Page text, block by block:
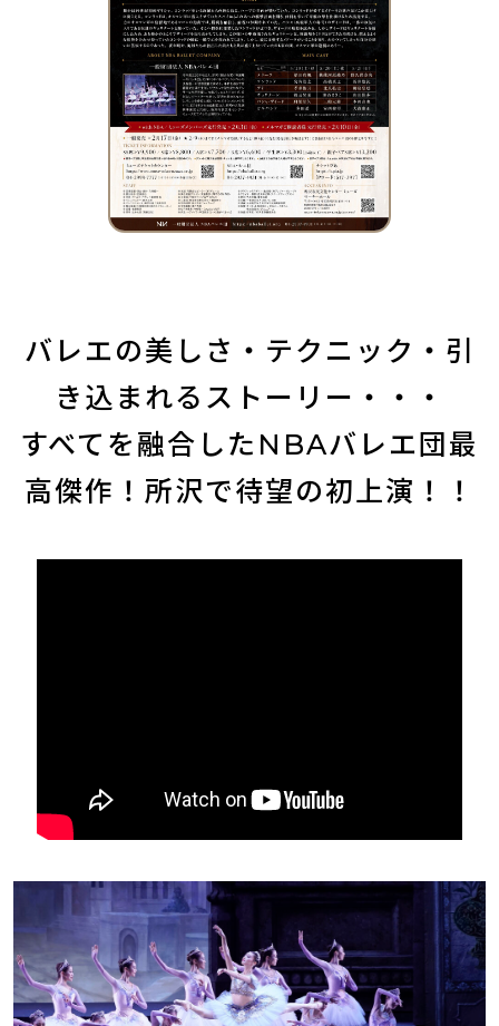
バレエの美しさ・テクニック・引
き込まれるストーリー・・・
すべてを融合したNBAバレエ団最
高傑作！所沢で待望の初上演！！